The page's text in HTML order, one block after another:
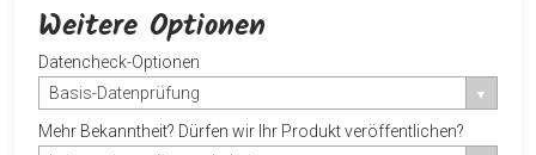
Weitere Optionen
Datencheck-Optionen
Basis-Datenprüfung
Mehr Bekanntheit? Dürfen wir Ihr Produkt veröffentlichen?